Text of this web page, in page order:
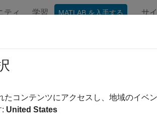
ティ 学習 MATLAB を入手する サ
数点 IP 構成のカスタ
®モデルを浮動小数点ターゲット ライブ
ゲット設定を作成できます。IP 構成を
ざまな組み合わせから選択できます。テ
たコンテンツにアクセスし、地域のイベ
: United States